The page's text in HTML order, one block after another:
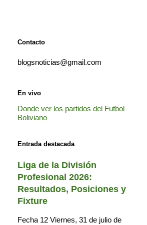
Contacto
blogsnoticias@gmail.com
En vivo
Donde ver los partidos del Futbol
Boliviano
Entrada destacada
Liga de la División
Profesional 2026:
Resultados, Posiciones y
Fixture
Fecha 12 Viernes, 31 de julio de